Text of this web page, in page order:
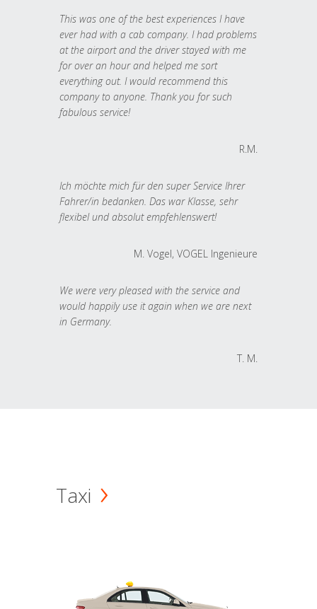
This was one of the best experiences I have
ever had with a cab company. I had problems
at the airport and the driver stayed with me
for over an hour and helped me sort
everything out. I would recommend this
company to anyone. Thank you for such
fabulous service!
R.M.
Ich möchte mich für den super Service Ihrer
Fahrer/in bedanken. Das war Klasse, sehr
flexibel und absolut empfehlenswert!
M. Vogel, VOGEL Ingenieure
We were very pleased with the service and
would happily use it again when we are next
in Germany.
T. M.
Taxi